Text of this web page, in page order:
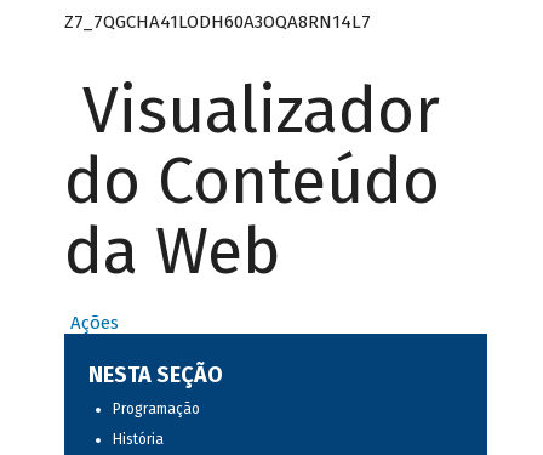
Z7_7QGCHA41LODH60A3OQA8RN14L7
Visualizador
do Conteúdo
da Web
Ações
NESTA SEÇÃO
Programação
História